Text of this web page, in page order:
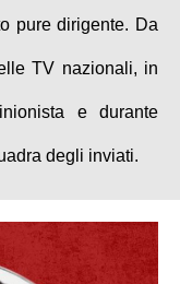
pure dirigente. Da
TV nazionali, in
e durante
degli inviati.